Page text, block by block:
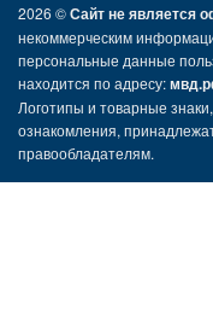
2026 ©Сайт не является
некоммерческим
персональные данные
находится по адресу:
Логотипы и товарные
ознакомления,
правообладателям.